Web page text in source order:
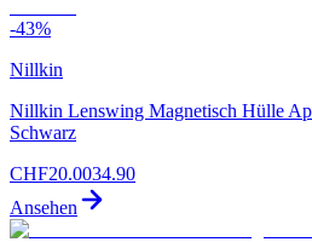
-43%
Nillkin
Nillkin Lenswing Magnetisch Hülle
Schwarz
CHF20.0034.90
Ansehen